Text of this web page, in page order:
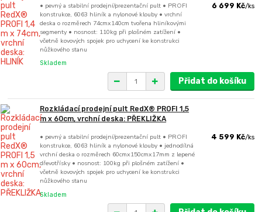
• pevný a stabilní prodejní/prezentační pult • PROFI
konstrukce, 6063 hliník a nylonové klouby • vrchní
deska o rozměrech 74cmx140cm tvořena hliníkovými
segmenty • nosnost: 110kg při plošném zatížení •
včetně kovových spojek pro uchycení ke konstrukci
nůžkového stanu
6 699 Kč/ks
Skladem
Přidat do košíku
Rozkládací prodejní pult RedX® PROFI 1,5
m x 60cm, vrchní deska: PŘEKLIŽKA
• pevný a stabilní prodejní/prezentační pult • PROFI
konstrukce, 6063 hliník a nylonové klouby • jednodílná
vrchní deska o rozměrech 60cmx150cmx17mm z lepené
dřevotřísky • nosnost: 100kg při plošném zatížení •
včetně kovových spojek pro uchycení ke konstrukci
nůžkového stanu
4 599 Kč/ks
Skladem